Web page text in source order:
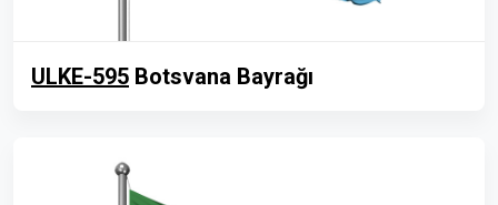
ULKE-595 Botsvana Bayrağı